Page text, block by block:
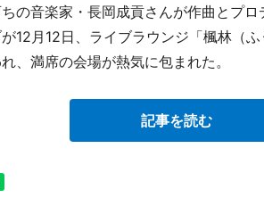
の音楽家・長岡成貢さんが作曲とプロ
12月12日、ライブラウンジ「楓林（
満席の会場が熱気に包まれた。
記事を読む